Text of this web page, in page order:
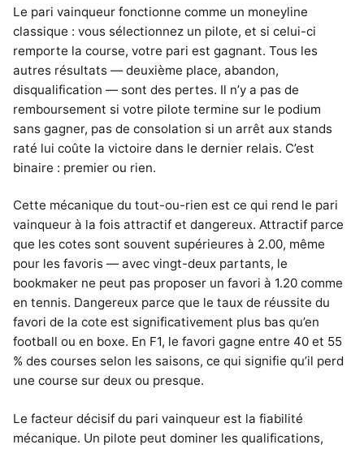
Le pari vainqueur fonctionne comme un moneyline
classique : vous sélectionnez un pilote, et si celui-ci
remporte la course, votre pari est gagnant. Tous les
autres résultats — deuxième place, abandon,
disqualification — sont des pertes. Il n’y a pas de
remboursement si votre pilote termine sur le podium
sans gagner, pas de consolation si un arrêt aux stands
raté lui coûte la victoire dans le dernier relais. C’est
binaire : premier ou rien.
Cette mécanique du tout-ou-rien est ce qui rend le pari
vainqueur à la fois attractif et dangereux. Attractif parce
que les cotes sont souvent supérieures à 2.00, même
pour les favoris — avec vingt-deux partants, le
bookmaker ne peut pas proposer un favori à 1.20 comme
en tennis. Dangereux parce que le taux de réussite du
favori de la cote est significativement plus bas qu’en
football ou en boxe. En F1, le favori gagne entre 40 et 55
% des courses selon les saisons, ce qui signifie qu’il perd
une course sur deux ou presque.
Le facteur décisif du pari vainqueur est la fiabilité
mécanique. Un pilote peut dominer les qualifications,